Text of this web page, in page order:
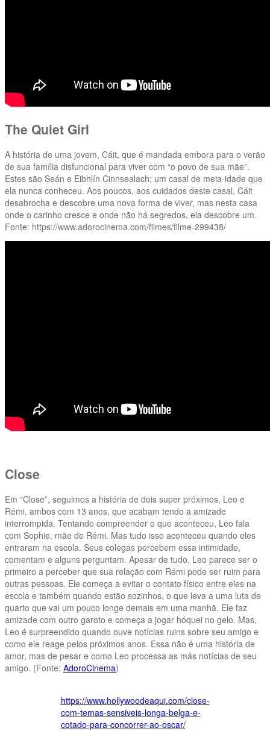
The Quiet Girl
A história de uma jovem, Cáit, que é mandada embora para o verão
de sua família disfuncional para viver com “o povo de sua mãe”.
Estes são Seán e Eibhlín Cinnsealach; um casal de meia-idade que
ela nunca conheceu. Aos poucos, aos cuidados deste casal, Cáit
desabrocha e descobre uma nova forma de viver, mas nesta casa
onde o carinho cresce e onde não há segredos, ela descobre um.
Fonte: https://www.adorocinema.com/filmes/filme-299438/
Close
Em “Close”, seguimos a história de dois super próximos, Leo e
Rémi, ambos com 13 anos, que acabam tendo a amizade
interrompida. Tentando compreender o que aconteceu, Leo fala
com Sophie, mãe de Rémi. Mas tudo isso aconteceu quando eles
entraram na escola. Seus colegas percebem essa intimidade,
comentam e alguns perguntam. Apesar de tudo, Leo parece ser o
primeiro a perceber que sua relação com Rémi pode ser ruim para
outras pessoas. Ele começa a evitar o contato físico entre eles na
escola e também quando estão sozinhos, o que leva a uma luta de
quarto que vai um pouco longe demais em uma manhã. Ele faz
amizade com outro garoto e começa a jogar hóquei no gelo. Mas,
Leo é surpreendido quando ouve notícias ruins sobre seu amigo e
como ele reage pelos próximos anos. Essa não é uma história de
amor, mas de pesar e como Leo processa as más notícias de seu
amigo. (Fonte: AdoroCinema)
https://www.hollywoodeaqui.com/close-
com-temas-sensiveis-longa-belga-e-
cotado-para-concorrer-ao-oscar/